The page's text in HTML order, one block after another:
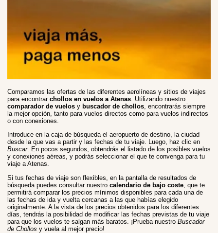
Comparamos las ofertas de las diferentes aerolíneas y sitios de viajes
para encontrar chollos en vuelos a Atenas. Utilizando nuestro
comparador de vuelos y buscador de chollos, encontrarás siempre
la mejor opción, tanto para vuelos directos como para vuelos indirectos
o con conexiones.
Introduce en la caja de búsqueda el aeropuerto de destino, la ciudad
desde la que vas a partir y las fechas de tu viaje. Luego, haz clic en
Buscar. En pocos segundos, obtendrás el listado de los posibles vuelos
y conexiones aéreas, y podrás seleccionar el que te convenga para tu
viaje a Atenas.
Si tus fechas de viaje son flexibles, en la pantalla de resultados de
búsqueda puedes consultar nuestro calendario de bajo coste , que te
permitirá comparar los precios mínimos disponibles para cada una de
las fechas de ida y vuelta cercanas a las que habías elegido
originalmente. A la vista de los precios obtenidos para los diferentes
días, tendrás la posibilidad de modificar las fechas previstas de tu viaje
para que los vuelos te salgan más baratos. ¡Prueba nuestro Buscador
de Chollos y vuela al mejor precio!